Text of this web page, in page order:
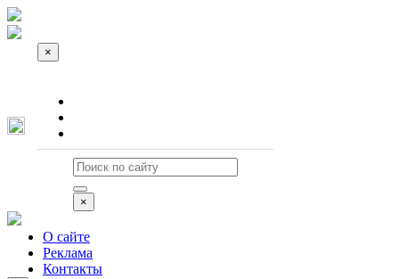
×
×
О сайте
Реклама
Контакты